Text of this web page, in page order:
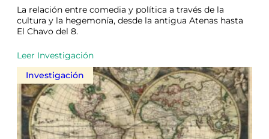
La relación entre comedia y política a través de la
cultura y la hegemonía, desde la antigua Atenas hasta
El Chavo del 8.
Leer Investigación
Investigación